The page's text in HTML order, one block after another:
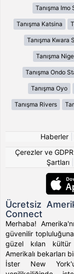
Tanışma Imo
Tanışma Katsina
Tanışma Kwara
Tanışma
Tanışma Ondo
Tanışma Oyo
Tanışma Rivers
Haberler
Çerezler ve GDPR
Şartları|
Ücretsiz
Connect
Merhaba!
güvenilir
güzel kılan
Amerikalı bekarları
İster New